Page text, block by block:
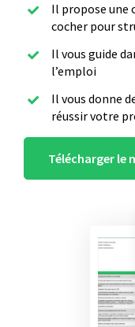
Il propose une
cocher pour
Il vous guide
l’emploi
Il vous donne
réussir votre
Télécharger le